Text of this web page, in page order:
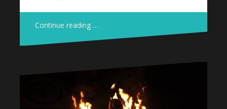
Continue reading …